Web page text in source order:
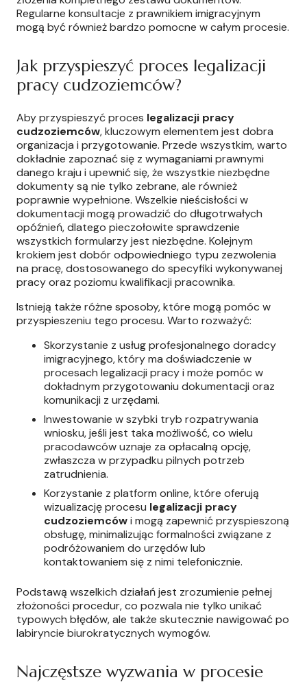
Regularne konsultacje z prawnikiem imigracyjnym
mogą być również bardzo pomocne w całym procesie.
Jak przyspieszyć proces legalizacji
pracy cudzoziemców?
Aby przyspieszyć proces legalizacji pracy
cudzoziemców, kluczowym elementem jest dobra
organizacja i przygotowanie. Przede wszystkim, warto
dokładnie zapoznać się z wymaganiami prawnymi
danego kraju i upewnić się, że wszystkie niezbędne
dokumenty są nie tylko zebrane, ale również
poprawnie wypełnione. Wszelkie nieścisłości w
dokumentacji mogą prowadzić do długotrwałych
opóźnień, dlatego pieczołowite sprawdzenie
wszystkich formularzy jest niezbędne. Kolejnym
krokiem jest dobór odpowiedniego typu zezwolenia
na pracę, dostosowanego do specyfiki wykonywanej
pracy oraz poziomu kwalifikacji pracownika.
Istnieją także różne sposoby, które mogą pomóc w
przyspieszeniu tego procesu. Warto rozważyć:
Skorzystanie z usług profesjonalnego doradcy
imigracyjnego, który ma doświadczenie w
procesach legalizacji pracy i może pomóc w
dokładnym przygotowaniu dokumentacji oraz
komunikacji z urzędami.
Inwestowanie w szybki tryb rozpatrywania
wniosku, jeśli jest taka możliwość, co wielu
pracodawców uznaje za opłacalną opcję,
zwłaszcza w przypadku pilnych potrzeb
zatrudnienia.
Korzystanie z platform online, które oferują
wizualizację procesu legalizacji pracy
cudzoziemcówi mogą zapewnić przyspieszoną
obsługę, minimalizując formalności związane z
podróżowaniem do urzędów lub
kontaktowaniem się z nimi telefonicznie.
Podstawą wszelkich działań jest zrozumienie pełnej
złożoności procedur, co pozwala nie tylko unikać
typowych błędów, ale także skutecznie nawigować po
labiryncie biurokratycznych wymogów.
Najczęstsze wyzwania w procesie